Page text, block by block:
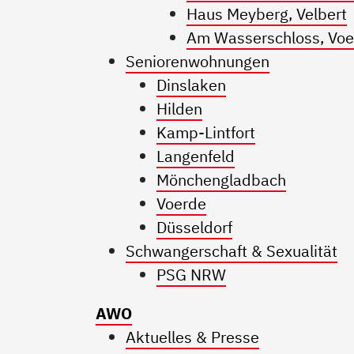
Haus Meyberg, Velbert
Am Wasserschloss,
Seniorenwohnungen
Dinslaken
Hilden
Kamp-Lintfort
Langenfeld
Mönchengladbach
Voerde
Düsseldorf
Schwangerschaft & Sexualität
PSG NRW
AWO
Aktuelles & Presse